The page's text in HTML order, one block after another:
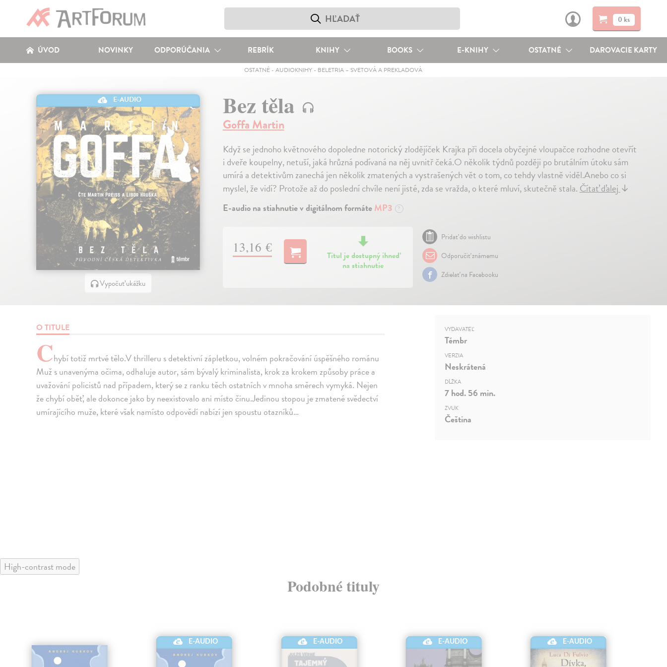
0 ks
ÚVOD NOVINKY ODPORÚČANIA REBRÍK KNIHY BOOKS E-KNIHY OSTATNÉ DAROVACIE KARTY
OSTATNÉ -AUDIOKNIHY - BELETRIA – SVETOVÁ A PREKLADOVÁ
E-AUDIO
Vypočuť ukážku
Bez těla
Goffa Martin
Když se jednoho květnového dopoledne notorický zlodějíček Krajka při docela obyčejné vloupačce rozhodne otevřít
i dveře koupelny, netuší, jaká hrůzná podívaná na něj uvnitř čeká.O několik týdnů později po brutálním útoku sám
umírá a detektivům zanechá jen několik zmatených a vystrašených vět o tom, co tehdy vlastně viděl.Anebo co si
myslel, že vidí? Protože až do poslední chvíle není jisté, zda se vražda, o které mluví, skutečně stala.Čítať ďalej↓
E-audio na stiahnutie v digitálnom formáteMP3 ?
13,16 €
Titul je dostupný ihneď
na stiahnutie
Pridať do wishlistu
Odporučiť známemu
Zdielať na Facebooku
O TITULE
Chybí totiž mrtvé tělo.V thrilleru s detektivní zápletkou, volném pokračování úspěšného románu
Muž s unavenýma očima, odhaluje autor, sám bývalý kriminalista, krok za krokem způsoby práce a
uvažování policistů nad případem, který se z ranku těch ostatních v mnoha směrech vymyká. Nejen
že chybí oběť, ale dokonce jako by neexistovalo ani místo činu.Jedinou stopou je zmatené svědectví
umírajícího muže, které však namísto odpovědí nabízí jen spoustu otazníků…
VYDAVATEĽ
Témbr
VERZIA
Neskrátená
DĹŽKA
7 hod. 56 min.
ZVUK
Čeština
High-contrast mode
Podobné tituly
E-AUDIO E-AUDIO E-AUDIO E-AUDIO